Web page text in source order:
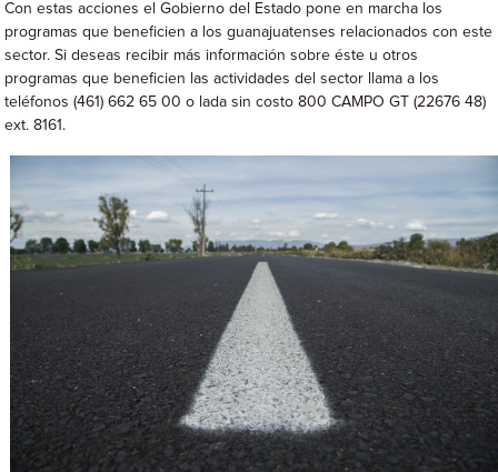
Con estas acciones el Gobierno del Estado pone en marcha los
programas que beneficien a los guanajuatenses relacionados con este
sector. Si deseas recibir más información sobre éste u otros
programas que beneficien las actividades del sector llama a los
teléfonos (461) 662 65 00 o lada sin costo 800 CAMPO GT (22676 48)
ext. 8161.